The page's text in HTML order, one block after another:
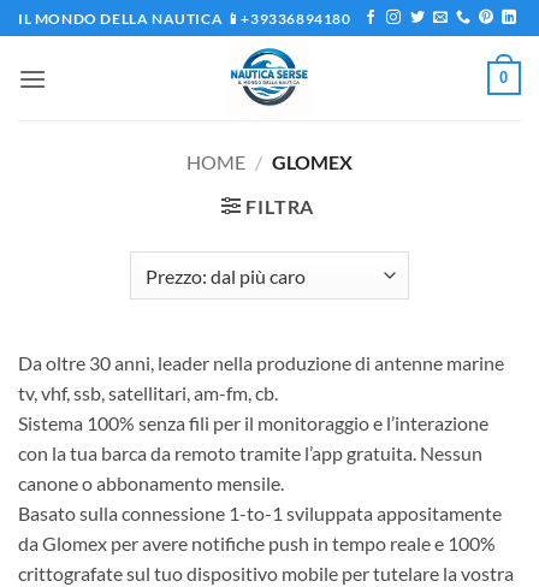
Salta
ai
contenuti
IL MONDO DELLA NAUTICA 📱+39336894180
0
HOME / GLOMEX
FILTRA
Da oltre 30 anni, leader nella produzione di antenne marine
tv, vhf, ssb, satellitari, am-fm, cb.
Sistema 100% senza fili per il monitoraggio e l’interazione
con la tua barca da remoto tramite l’app gratuita. Nessun
canone o abbonamento mensile.
Basato sulla connessione 1-to-1 sviluppata appositamente
da Glomex per avere notifiche push in tempo reale e 100%
crittografate sul tuo dispositivo mobile per tutelare la vostra